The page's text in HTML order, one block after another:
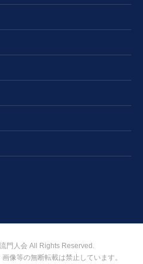
門人会 All Rights Reserved.
像等の無断転載は禁止しています。